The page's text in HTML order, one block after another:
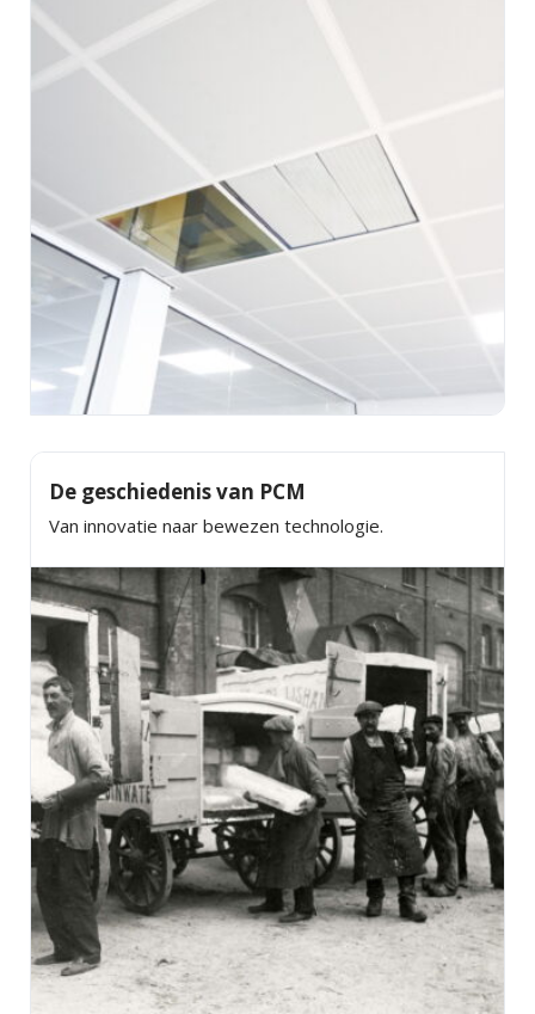
De geschiedenis van PCM
Van innovatie naar bewezen technologie.
EXAMPLE POP-UP ×
Tristique sollicitudin nibh sit amet commodo nulla.